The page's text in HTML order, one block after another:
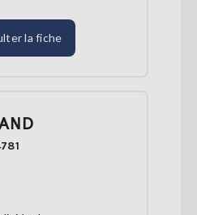
la fiche